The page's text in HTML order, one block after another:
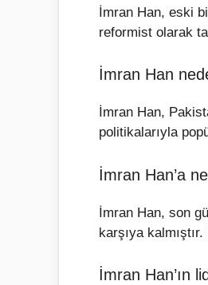
İmran Han, eski
reformist olarak
İmran Han
İmran Han,
politikalarıyla
İmran Han’a
İmran Han, son
karşıya
İmran Han’ın